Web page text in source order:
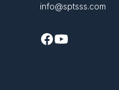
info@sptsss.com